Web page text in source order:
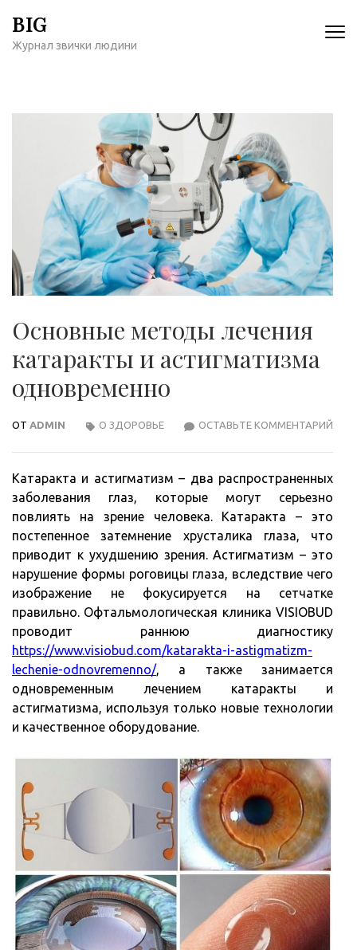
содержимому
BIG
Журнал звички людини
Основные методы лечения
катаракты и астигматизма
одновременно
ОТ ADMIN ОСТАВЬТЕ КОММЕНТАРИЙ
О ЗДОРОВЬЕ
Катаракта и астигматизм – два распространенных
заболевания глаз, которые могут серьезно
повлиять на зрение человека. Катаракта – это
постепенное затемнение хрусталика глаза, что
приводит к ухудшению зрения. Астигматизм – это
нарушение формы роговицы глаза, вследствие чего
изображение не фокусируется на сетчатке
правильно. Офтальмологическая клиника VISIOBUD
проводит раннюю диагностику
https://www.visiobud.com/katarakta-i-astigmatizm-
lechenie-odnovremenno/, а также занимается
одновременным лечением катаракты и
астигматизма, используя только новые технологии
и качественное оборудование.